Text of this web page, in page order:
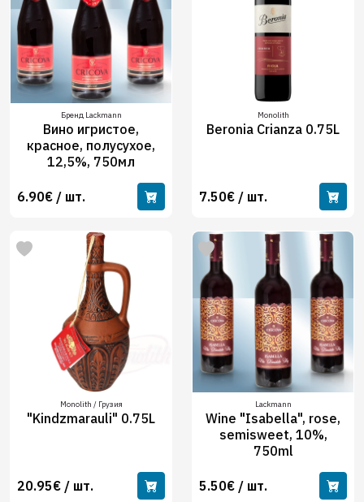
Бренд Lackmann
Вино игристое,
красное, полусухое,
12,5%, 750мл
6.90€ / шт.
Monolith
Beronia Crianza 0.75L
7.50€ / шт.
Monolith / Грузия
"Kindzmarauli" 0.75L
20.95€ / шт.
Lackmann
Wine "Isabella", rose,
semisweet, 10%,
750ml
5.50€ / шт.